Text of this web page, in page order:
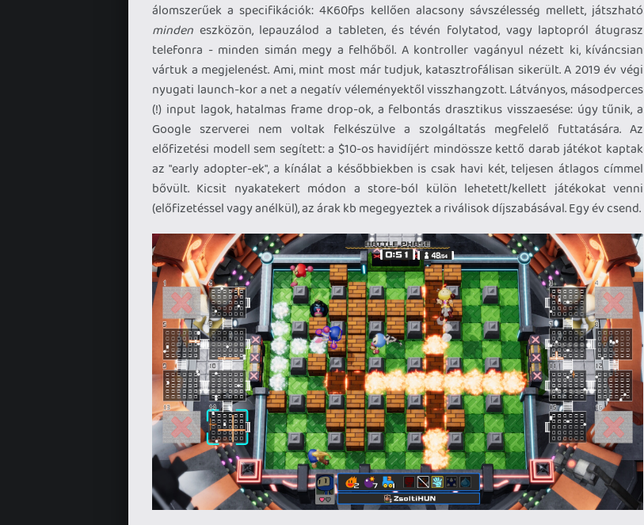
álomszerűek a specifikációk: 4K60fps kellően alacsony sávszélesség mellett, játszható
minden eszközön, lepauzálod a tableten, és tévén folytatod, vagy laptopról átugrasz
telefonra - minden simán megy a felhőből. A kontroller vagányul nézett ki, kíváncsian
vártuk a megjelenést. Ami, mint most már tudjuk, katasztrofálisan sikerült. A 2019 év végi
nyugati launch-kor a net a negatív véleményektől visszhangzott. Látványos, másodperces
(!) input lagok, hatalmas frame drop-ok, a felbontás drasztikus visszaesése: úgy tűnik, a
Google szerverei nem voltak felkészülve a szolgáltatás megfelelő futtatására. Az
előfizetési modell sem segített: a $10-os havidíjért mindössze kettő darab játékot kaptak
az "early adopter-ek", a kínálat a későbbiekben is csak havi két, teljesen átlagos címmel
bővült. Kicsit nyakatekert módon a store-ból külön lehetett/kellett játékokat venni
(előfizetéssel vagy anélkül), az árak kb megegyeztek a riválisok díjszabásával. Egy év csend.